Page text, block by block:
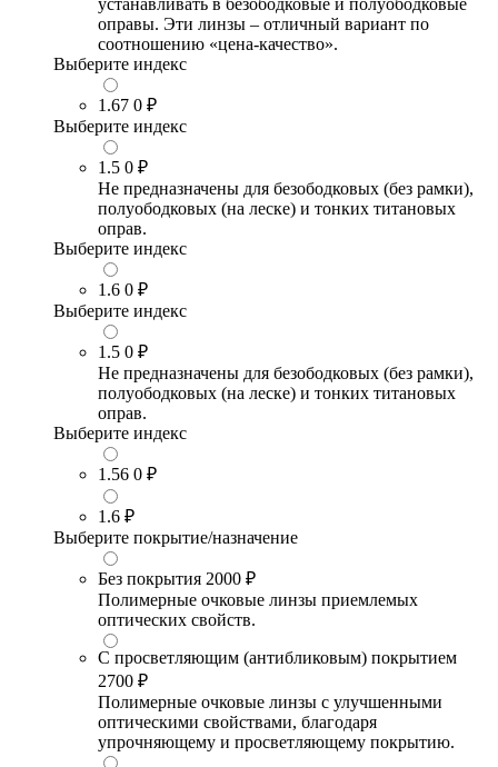
устанавливать в безободковые и полуободковые
оправы. Эти линзы – отличный вариант по
соотношению «цена-качество».
Выберите индекс
1.67 0 ₽
Выберите индекс
1.5 0 ₽
Не предназначены для безободковых (без рамки),
полуободковых (на леске) и тонких титановых
оправ.
Выберите индекс
1.6 0 ₽
Выберите индекс
1.5 0 ₽
Не предназначены для безободковых (без рамки),
полуободковых (на леске) и тонких титановых
оправ.
Выберите индекс
1.56 0 ₽
1.6 ₽
Выберите покрытие/назначение
Без покрытия 2000 ₽
Полимерные очковые линзы приемлемых
оптических свойств.
С просветляющим (антибликовым) покрытием
2700 ₽
Полимерные очковые линзы с улучшенными
оптическими свойствами, благодаря
упрочняющему и просветляющему покрытию.